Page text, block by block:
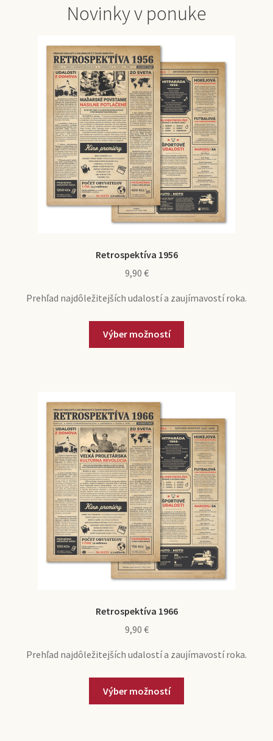
Novinky v ponuke
Retrospektíva 1956
9,90 €
Prehľad najdôležitejších udalostí a zaujímavostí roka.
Výber možností
Retrospektíva 1966
9,90 €
Prehľad najdôležitejších udalostí a zaujímavostí roka.
Výber možností